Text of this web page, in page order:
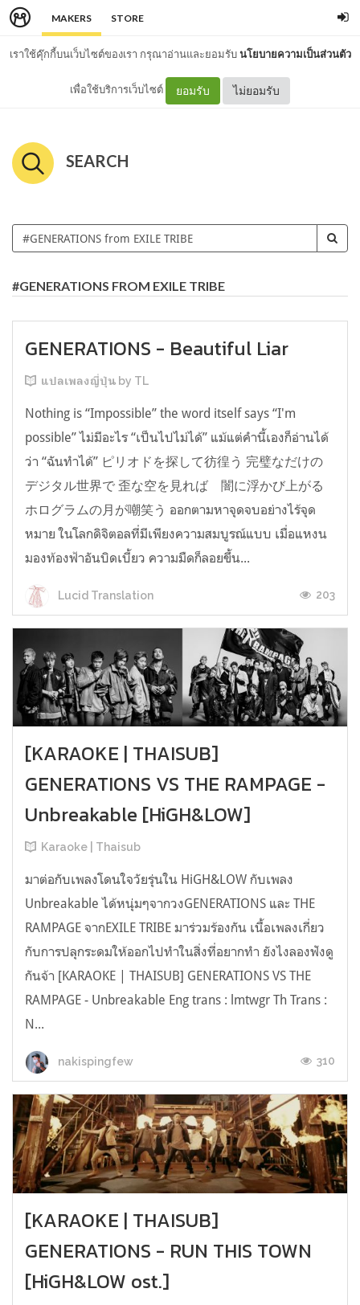
MAKERS STORE
เราใช้คุ๊กกี้บนเว็บไซต์ของเรา กรุณาอ่านและยอมรับนโยบายความเป็นส่วนตัว
เพื่อใช้บริการเว็บไซต์ ยอมรับ ไม่ยอมรับ
SEARCH
#GENERATIONS FROM EXILE TRIBE
GENERATIONS - Beautiful Liar
แปลเพลงญี่ปุ่น by TL
Nothing is “Impossible” the word itself says “I'm
possible” ไม่มีอะไร “เป็นไปไม่ได้” แม้แต่คำนี้เองก็อ่านได้
ว่า “ฉันทำได้” ピリオドを探して彷徨う 完璧なだけの
デジタル世界で 歪な空を見れば 闇に浮かび上がる
ホログラムの月が嘲笑う ออกตามหาจุดจบอย่างไร้จุด
หมาย ในโลกดิจิตอลที่มีเพียงความสมบูรณ์แบบ เมื่อแหงน
มองท้องฟ้าอันบิดเบี้ยว ความมืดก็ลอยขึ้น...
Lucid Translation 203
[KARAOKE | THAISUB]
GENERATIONS VS THE RAMPAGE -
Unbreakable [HiGH&LOW]
Karaoke | Thaisub
มาต่อกับเพลงโดนใจวัยรุ่นใน HiGH&LOW กับเพลง
Unbreakable ได้หนุ่มๆจากวงGENERATIONS และ THE
RAMPAGE จากEXILE TRIBE มาร่วมร้องกัน เนื้อเพลงเกี่ยว
กับการปลุกระดมให้ออกไปทำในสิ่งที่อยากทำ ยังไงลองฟังดู
กันจ้า [KARAOKE | THAISUB] GENERATIONS VS THE
RAMPAGE - Unbreakable Eng trans : lmtwgr Th Trans :
N...
nakispingfew 310
[KARAOKE | THAISUB]
GENERATIONS - RUN THIS TOWN
[HiGH&LOW ost.]